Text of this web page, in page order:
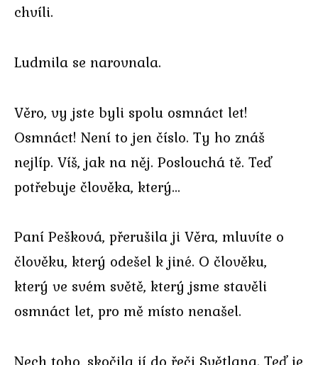
chvíli.
Ludmila se narovnala.
Věro, vy jste byli spolu osmnáct let!
Osmnáct! Není to jen číslo. Ty ho znáš
nejlíp. Víš, jak na něj. Poslouchá tě. Teď
potřebuje člověka, který…
Paní Pešková, přerušila ji Věra, mluvíte o
člověku, který odešel k jiné. O člověku,
který ve svém světě, který jsme stavěli
osmnáct let, pro mě místo nenašel.